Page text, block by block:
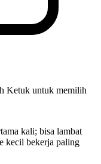
Ketuk untuk memilih
kali; bisa lambat
kecil bekerja paling